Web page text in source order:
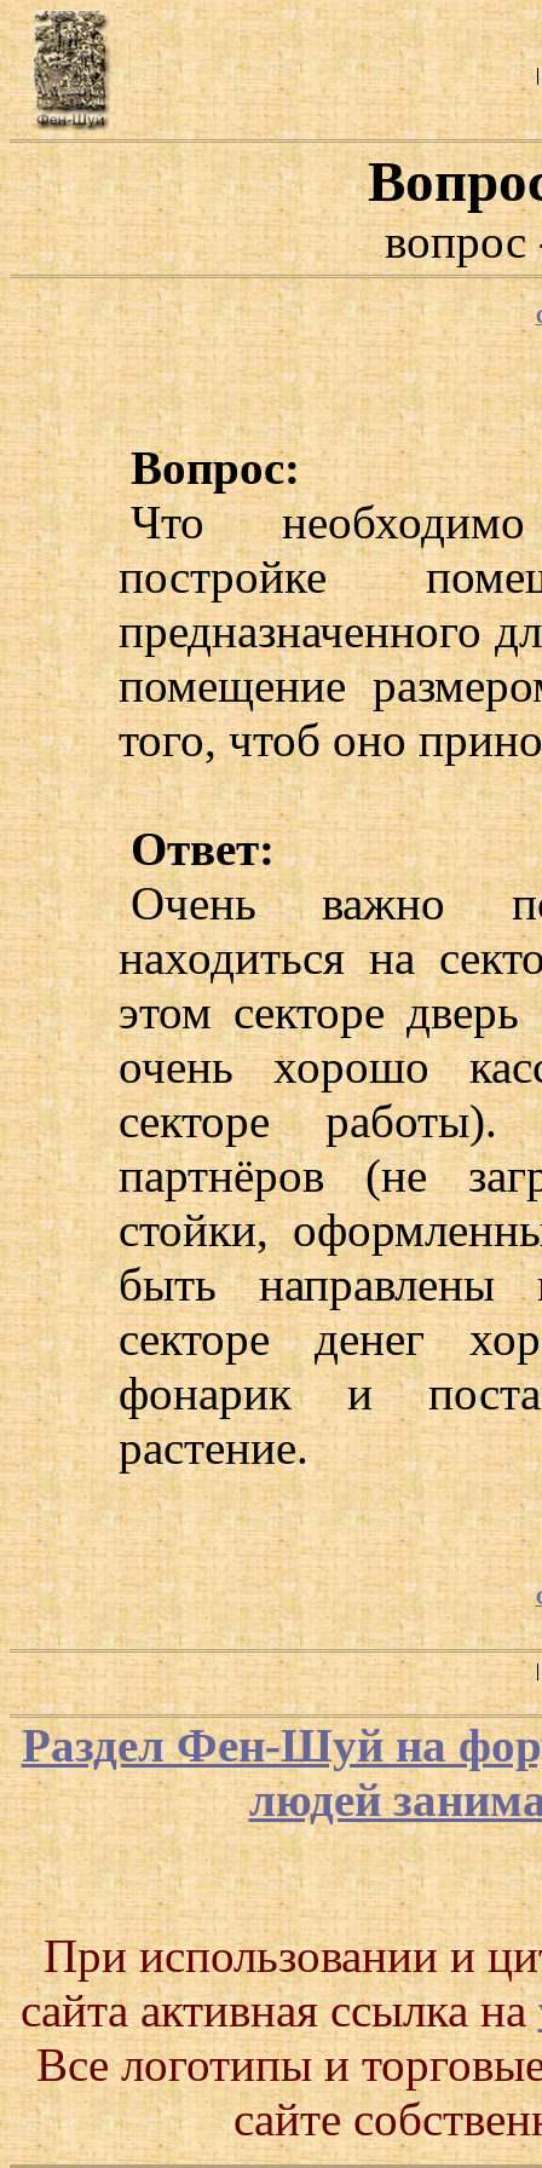
Вопрос:
Что
постройке
предназначенного
помещение
того, чтоб оно
Ответ:
Очень важно
находиться на
этом секторе
очень хорошо
секторе
партнёров (не
стойки,
быть
секторе денег
фонарик и
растение.
Раздел Фен-Шуй на
людей
При использовании и
сайта активная ссылка на
Все логотипы и
сайте